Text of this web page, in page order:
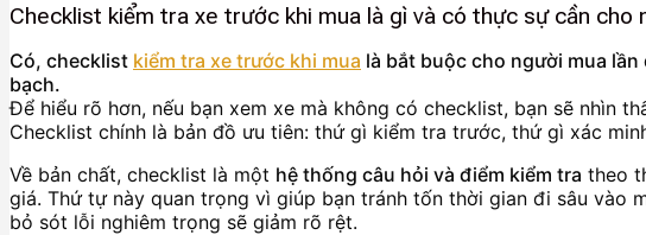
Checklist kiểm tra xe trước khi mua là gì và có thực sự cần cho
Có, checklist kiểm tra xe trước khi mua là bắt buộc cho người mua
bạch.
Để hiểu rõ hơn, nếu bạn xem xe mà không có checklist, bạn sẽ nhìn
Checklist chính là bản đồ ưu tiên: thứ gì kiểm tra trước, thứ gì xác
Về bản chất, checklist là một hệ thống câu hỏi và điểm kiểm tra theo
giá. Thứ tự này quan trọng vì giúp bạn tránh tốn thời gian đi sâu vào
bỏ sót lỗi nghiêm trọng sẽ giảm rõ rệt.